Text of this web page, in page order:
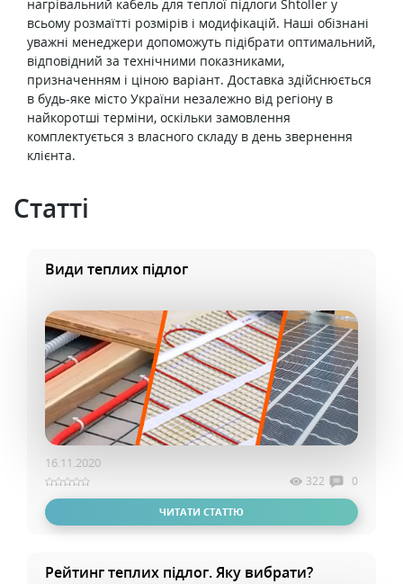
нагрівальний кабель для теплої підлоги Shtoller у
всьому розмаїтті розмірів і модифікацій. Наші обізнані
уважні менеджери допоможуть підібрати оптимальний,
відповідний за технічними показниками,
призначенням і ціною варіант. Доставка здійснюється
в будь-яке місто України незалежно від регіону в
найкоротші терміни, оскільки замовлення
комплектується з власного складу в день звернення
клієнта.
Cтатті
Види теплих підлог
16.11.2020
322 0
ЧИТАТИ СТАТТЮ
Рейтинг теплих підлог. Яку вибрати?